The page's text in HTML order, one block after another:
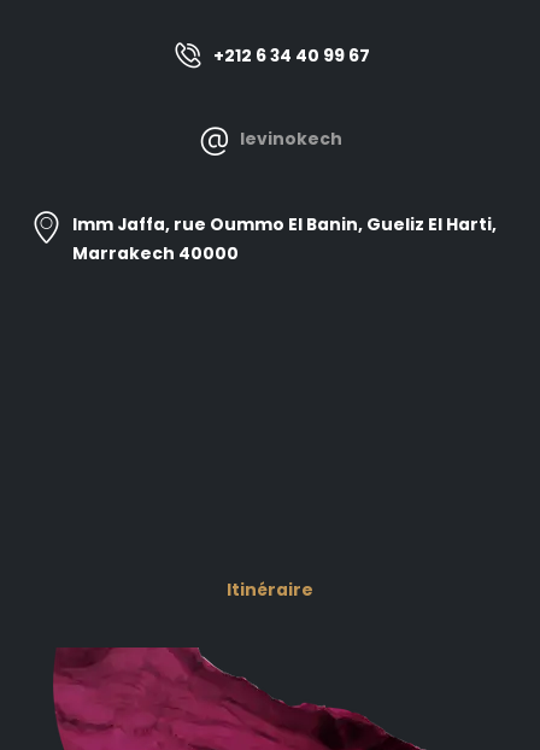
+212 6 34 40 99 67
levinokech
Imm Jaffa, rue Oummo El Banin, Gueliz El Harti,
Marrakech 40000
Itinéraire